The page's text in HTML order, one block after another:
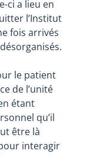
ci a lieu en
l’Institut
fois arrivés
le patient
de l’unité
étant
qu’il
être là
interagir